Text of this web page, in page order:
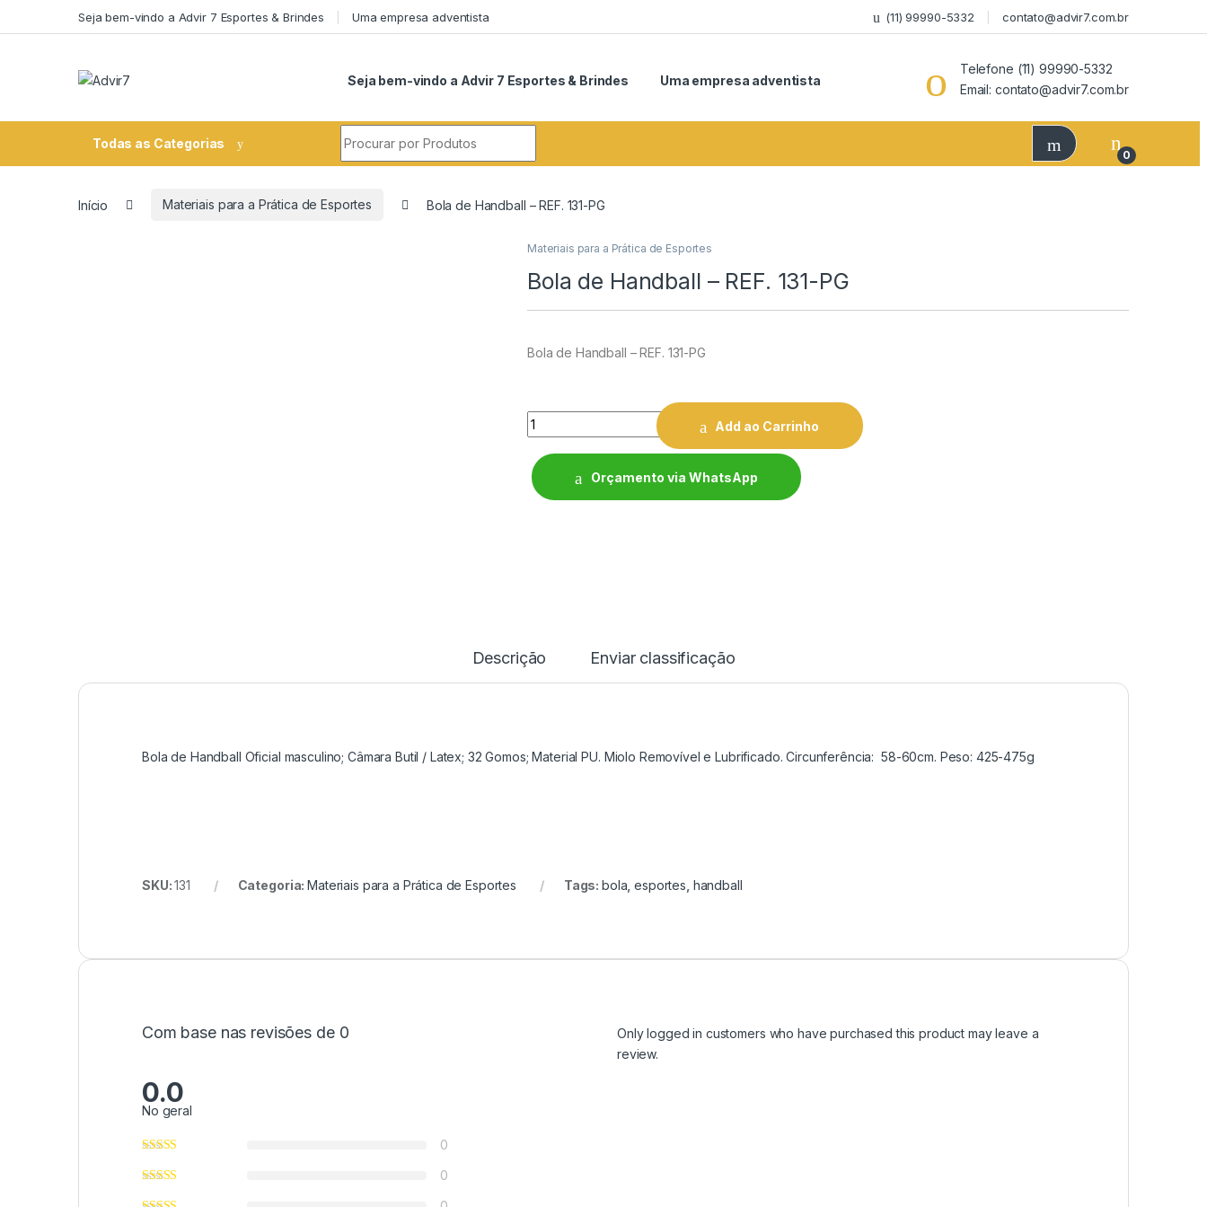
Seja bem-vindo a Advir 7 Esportes & Brindes Uma empresa adventista (11) 99990-5332 contato@advir7.com.br
Seja bem-vindo a Advir 7 Esportes & Brindes Uma empresa adventista
Telefone (11) 99990-5332
Email: contato@advir7.com.br
Todas as Categorias
0
Início Materiais para a Prática de Esportes Bola de Handball – REF. 131-PG
Materiais para a Prática de Esportes
Bola de Handball – REF. 131-PG
Bola de Handball – REF. 131-PG
Quantity
Add ao Carrinho
Orçamento via WhatsApp
Descrição Enviar classificação
Bola de Handball Oficial masculino; Câmara Butil / Latex; 32 Gomos; Material PU. Miolo Removível e Lubrificado. Circunferência: 58-60cm. Peso: 425-475g
SKU:131 Categoria:Materiais para a Prática de Esportes Tags: bola ,esportes handball
Com base nas revisões de 0
0.0
No geral
0
0
Only logged in customers who have purchased this product may leave a
review.